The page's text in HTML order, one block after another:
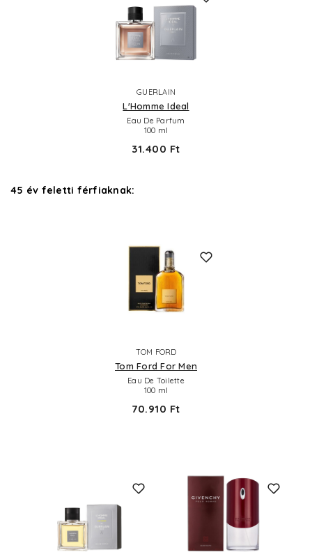
GUERLAIN
L'Homme Ideal
Eau De Parfum
100 ml
31.400 Ft
45 év feletti férfiaknak:
TOM FORD
Tom Ford For Men
Eau De Toilette
100 ml
70.910 Ft